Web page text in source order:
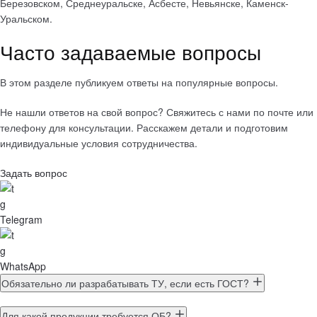
Березовском, Среднеуральске, Асбесте, Невьянске, Каменск-
Уральском.
Часто задаваемые вопросы
В этом разделе публикуем ответы на популярные вопросы.
Не нашли ответов на свой вопрос? Свяжитесь с нами по почте или
телефону для консультации. Расскажем детали и подготовим
индивидуальные условия сотрудничества.
Задать вопрос
Telegram
WhatsApp
Обязательно ли разрабатывать ТУ, если есть ГОСТ?